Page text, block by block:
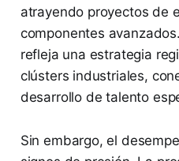
atrayendo proyectos de
componentes
refleja una estrategia
clústers industriales,
desarrollo de talento
Sin embargo, el